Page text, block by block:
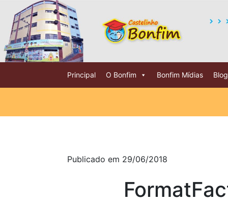
Principal O Bonfim Bonfim Mídias
Publicado em 29/06/2018